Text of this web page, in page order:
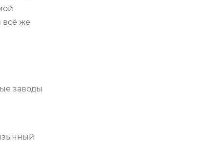
всё же
заводы